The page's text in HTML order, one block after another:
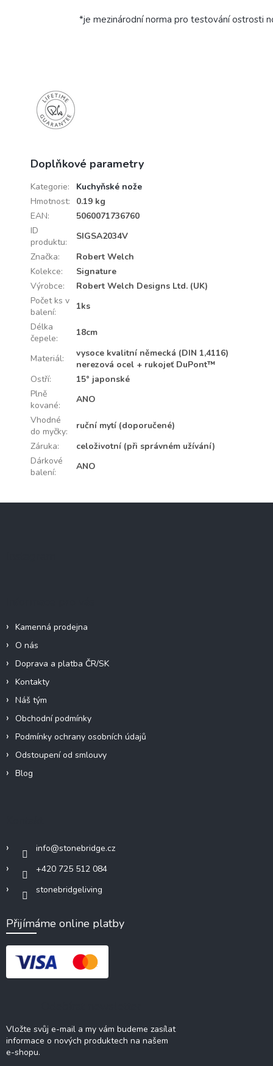
*je mezinárodní norma pro testování ostrosti
Doplňkové parametry
Kategorie:
Kuchyňské nože
Hmotnost:
0.19 kg
EAN:
5060071736760
ID
produktu:
SIGSA2034V
Značka:
Robert Welch
Kolekce:
Signature
Výrobce:
Robert Welch Designs Ltd. (UK)
Počet ks v
balení:
1ks
Délka
čepele:
18cm
Materiál:
vysoce kvalitní německá (DIN 1,4116)
nerezová ocel + rukojeť DuPont™
Ostří:
15° japonské
Plně
kované:
ANO
Vhodné
do myčky:
ruční mytí (doporučené)
Záruka:
celoživotní (při správném užívání)
Dárkové
balení:
ANO
Z
Kamenná prodejna
O nás
Doprava a platba ČR/SK
Kontakty
Náš tým
Obchodní podmínky
Podmínky ochrany osobních údajů
Odstoupení od smlouvy
Blog
info@stonebridge.cz
+420 725 512 084
stonebridgeliving
Přijímáme online platby
Vložte svůj e-mail a my vám budeme zasílat
informace o nových produktech na našem
e-shopu.